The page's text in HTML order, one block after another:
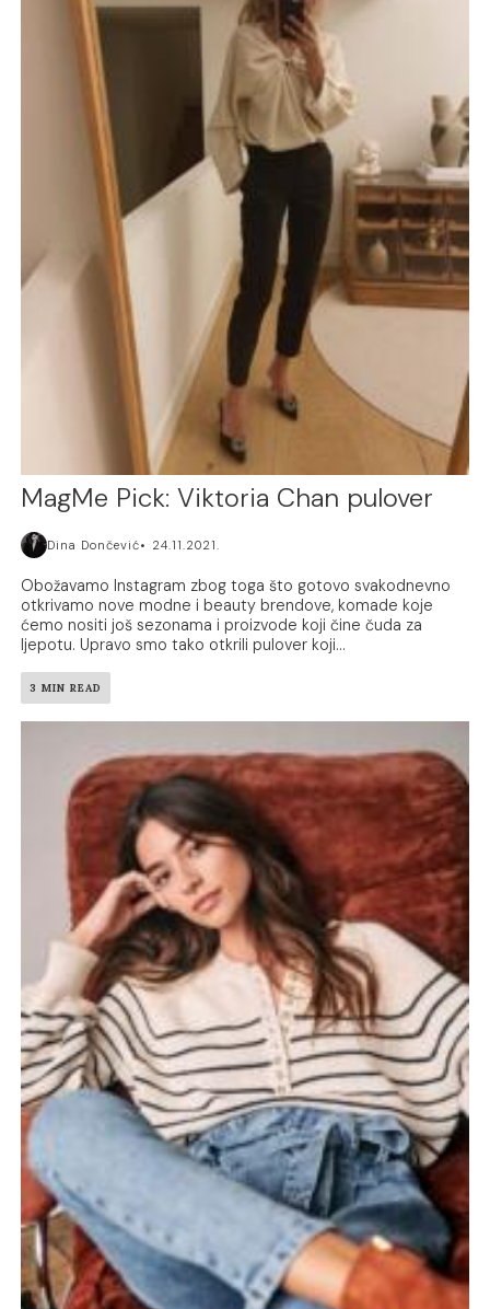
MagMe Pick: Viktoria Chan pulover
Dina Dončević 24.11.2021.
Obožavamo Instagram zbog toga što gotovo svakodnevno
otkrivamo nove modne i beauty brendove, komade koje
ćemo nositi još sezonama i proizvode koji čine čuda za
ljepotu. Upravo smo tako otkrili pulover koji...
3 MIN READ